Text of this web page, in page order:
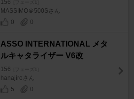
156 [フェーズ1]
MASSIMO＠500Sさん
0
0
ASSO INTERNATIONAL メタ
ルキャタライザー V6改
156 [フェーズ1]
hanajiroさん
5
0